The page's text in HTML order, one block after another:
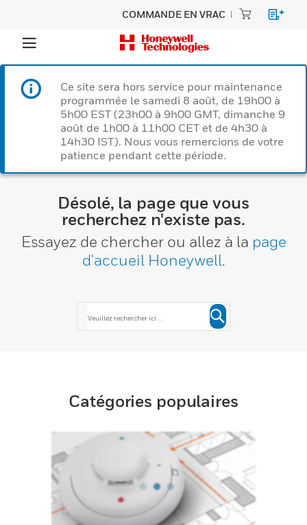
COMMANDE EN VRAC
Ce site sera hors service pour maintenance
programmée le samedi 8 août, de 19h00 à
5h00 EST (23h00 à 9h00 GMT, dimanche 9
août de 1h00 à 11h00 CET et de 4h30 à
14h30 IST). Nous vous remercions de votre
patience pendant cette période.
Désolé, la page que vous
recherchez n'existe pas.
Essayez de chercher ou allez à la page
d'accueil Honeywell.
Catégories populaires